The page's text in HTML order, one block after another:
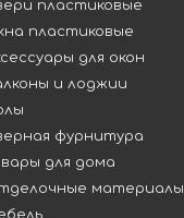
пластиковые
пластиковые
для окон
и лоджии
фурнитура
для дома
материалы